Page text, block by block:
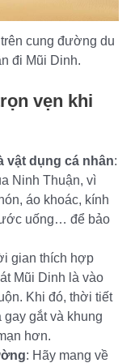
cung đường du
đi Mũi Dinh.
vẹn khi
vật dụng cá nhân:
Ninh Thuận, vì
áo khoác, kính
uống… để bảo
gian thích hợp
Mũi Dinh là vào
Khi đó, thời tiết
gay gắt và khung
hơn.
: Hãy mang về